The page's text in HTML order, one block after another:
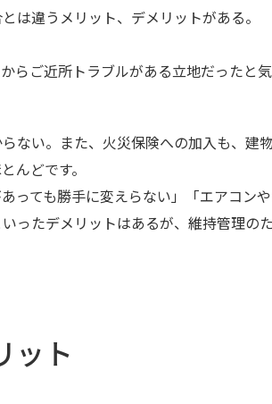
は違うメリット、デメリットがある。
らご近所トラブルがある立地だったと
ない。また、火災保険への加入も、建
んどです。
っても勝手に変えらない」「エアコン
ったデメリットはあるが、維持管理の
ット